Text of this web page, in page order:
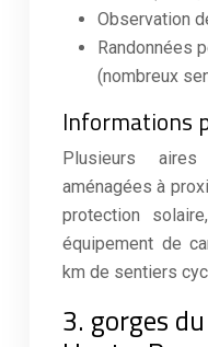
Observation
Randonnées
(nombreux
Informations
Plusieurs
aménagées à
protection
équipement de
km de sentiers
3. gorges